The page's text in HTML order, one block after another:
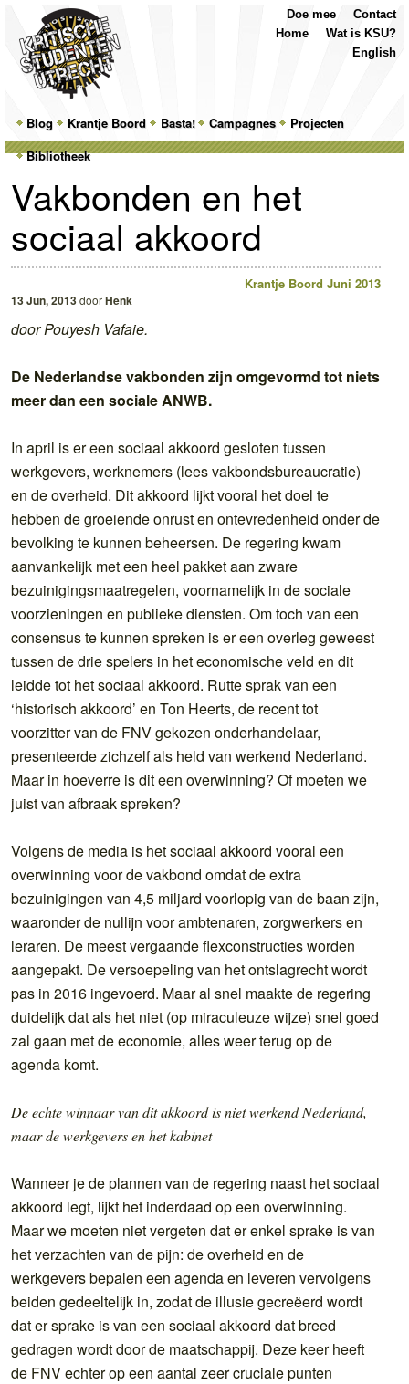
MainSkip
to
primary
Skip
to
secondary
Blog Krantje Boord Basta! Campagnes
Projecten
Bibliotheek
Contact
Doe mee
Wat is KSU?
Home
English
Vakbonden en het
sociaal akkoord
Krantje Boord Juni 2013
13 Jun, 2013doorHenk
door Pouyesh Vafaie.
De Nederlandse vakbonden zijn omgevormd tot niets
meer dan een sociale ANWB.
In april is er een sociaal akkoord gesloten tussen
werkgevers, werknemers (lees vakbondsbureaucratie)
en de overheid. Dit akkoord lijkt vooral het doel te
hebben de groeiende onrust en ontevredenheid onder de
bevolking te kunnen beheersen. De regering kwam
aanvankelijk met een heel pakket aan zware
bezuinigingsmaatregelen, voornamelijk in de sociale
voorzieningen en publieke diensten. Om toch van een
consensus te kunnen spreken is er een overleg geweest
tussen de drie spelers in het economische veld en dit
leidde tot het sociaal akkoord. Rutte sprak van een
‘historisch akkoord’ en Ton Heerts, de recent tot
voorzitter van de FNV gekozen onderhandelaar,
presenteerde zichzelf als held van werkend Nederland.
Maar in hoeverre is dit een overwinning? Of moeten we
juist van afbraak spreken?
Volgens de media is het sociaal akkoord vooral een
overwinning voor de vakbond omdat de extra
bezuinigingen van 4,5 miljard voorlopig van de baan zijn,
waaronder de nullijn voor ambtenaren, zorgwerkers en
leraren. De meest vergaande flexconstructies worden
aangepakt. De versoepeling van het ontslagrecht wordt
pas in 2016 ingevoerd. Maar al snel maakte de regering
duidelijk dat als het niet (op miraculeuze wijze) snel goed
zal gaan met de economie, alles weer terug op de
agenda komt.
De echte winnaar van dit akkoord is niet werkend Nederland,
maar de werkgevers en het kabinet
Wanneer je de plannen van de regering naast het sociaal
akkoord legt, lijkt het inderdaad op een overwinning.
Maar we moeten niet vergeten dat er enkel sprake is van
het verzachten van de pijn: de overheid en de
werkgevers bepalen een agenda en leveren vervolgens
beiden gedeeltelijk in, zodat de illusie gecreëerd wordt
dat er sprake is van een sociaal akkoord dat breed
gedragen wordt door de maatschappij. Deze keer heeft
de FNV echter op een aantal zeer cruciale punten